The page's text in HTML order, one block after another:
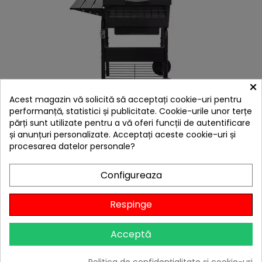
Gratar pe carbuni Char-Broil 140252
1.299,00 lei
Niciun review

×
Acest magazin vă solicită să acceptați cookie-uri pentru
performanță, statistici și publicitate. Cookie-urile unor terțe
părți sunt utilizate pentru a vă oferi funcții de autentificare
și anunțuri personalizate. Acceptați aceste cookie-uri și
procesarea datelor personale?
Configureaza
Respinge
Acceptă